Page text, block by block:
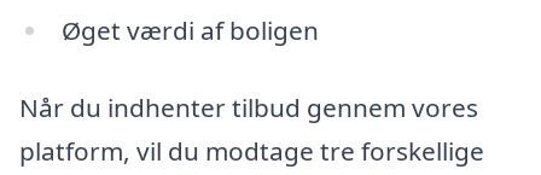
Øget værdi af boligen
Når du indhenter tilbud gennem vores
platform, vil du modtage tre forskellige